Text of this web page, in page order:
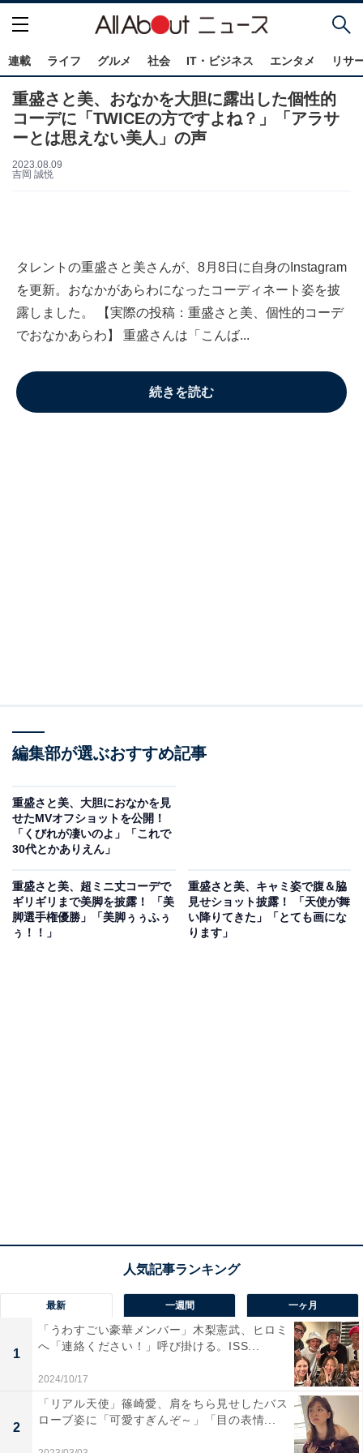
連載 ライフ グルメ 社会 IT・ビジネス エンタメ リサ
重盛さと美、おなかを大胆に露出した個性的
コーデに「TWICEの方ですよね？」「アラサ
ーとは思えない美人」の声
2023.08.09
吉岡 誠悦
タレントの重盛さと美さんが、8月8日に自身のInstagram
を更新。おなかがあらわになったコーディネート姿を披
露しました。 【実際の投稿：重盛さと美、個性的コーデ
でおなかあらわ】 重盛さんは「こんば...
続きを読む
編集部が選ぶおすすめ記事
重盛さと美、大胆におなかを見
せたMVオフショットを公開！
「くびれが凄いのよ」「これで
30代とかありえん」
重盛さと美、超ミニ丈コーデで
ギリギリまで美脚を披露！ 「美
脚選手権優勝」「美脚ぅぅふぅ
ぅ！！」
重盛さと美、キャミ姿で腹＆脇
見せショット披露！ 「天使が舞
い降りてきた」「とても画にな
ります」
最新 一週間 一ヶ月
1
「うわすごい豪華メンバー」木梨憲武、ヒロミ
へ「連絡ください！」呼び掛ける。ISS...
2024/10/17
2
「リアル天使」篠崎愛、肩をちら見せしたバス
ローブ姿に「可愛すぎんぞ～」「目の表情...